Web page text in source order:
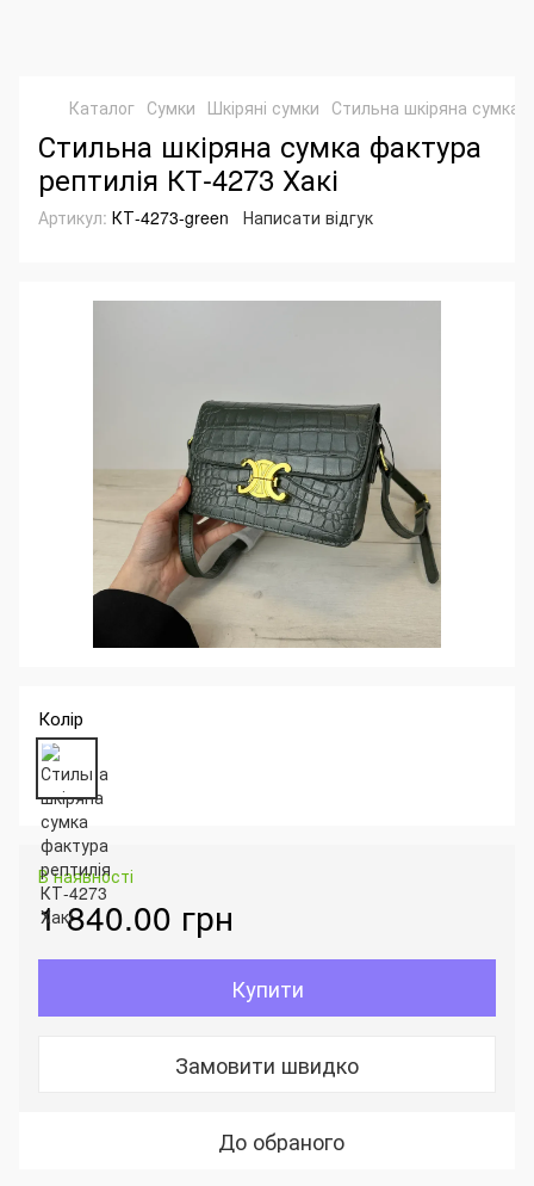
Каталог Сумки Шкіряні сумки Стильна шкіряна сумка
Стильна шкіряна сумка фактура
рептилія КТ-4273 Хакі
Артикул: КТ-4273-green Написати відгук
Колір
В наявності
1 840.00 грн
Купити
Замовити швидко
До обраного